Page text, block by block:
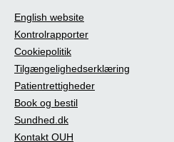
English website
Kontrolrapporter
Cookiepolitik
Tilgængelighedserklæring
Patientrettigheder
Book og bestil
Sundhed.dk
Kontakt OUH